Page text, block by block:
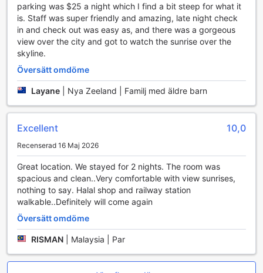
Kingsgate Hotel Dunedin erbjuder en bekväm och
avkopplande atmosfär med sina välutrustade rum som är
designade för att ge en minnesvärd vistelse. Varje rum är
utrustat med en bekväm balkong eller terrass, där du kan
njuta av den friska luften och den vackra utsikten över
staden. För din underhållning finns det en modern TV med
satellit- och kabelkanaler, perfekt för avkoppling efter en
lång dag med sightseeing. Dessutom kan du njuta av en
kopp kaffe eller te, tack vare de praktiska kaffekokarna
och det kostnadsfria instantkaffet och teet som erbjuds.
För att säkerställa din komfort har rummen också bekväma
badrockar och en hårtork, så att du kan fräscha upp dig
efter en lång dag. De rymliga rummen har en separat
vardagsrum som ger extra utrymme för avkoppling eller
arbete. Du hittar även ett kylskåp för att förvara dina
snacks och drycker, samt noggrant utvalda toalettartiklar
som ger en extra touch av lyx. Med
mörkläggningsgardiner, fräscha sängkläder och
handdukar, är Kingsgate Hotel Dunedin det perfekta valet
för en avkopplande och bekväm vistelse.
Matupplevelser på Kingsgate Hotel Dunedin
parking was $25 a night which I find a bit steep for what it
is. Staff was super friendly and amazing, late night check
in and check out was easy as, and there was a gorgeous
view over the city and got to watch the sunrise over the
skyline.
Översätt omdöme
Layane Nya Zeeland | Familj med äldre barn
Excellent 10,0
Recenserad 16 Maj 2026
Great location. We stayed for 2 nights. The room was
spacious and clean..Very comfortable with view sunrises,
nothing to say. Halal shop and railway station
walkable..Definitely will come again
Översätt omdöme
RISMAN Malaysia | Par